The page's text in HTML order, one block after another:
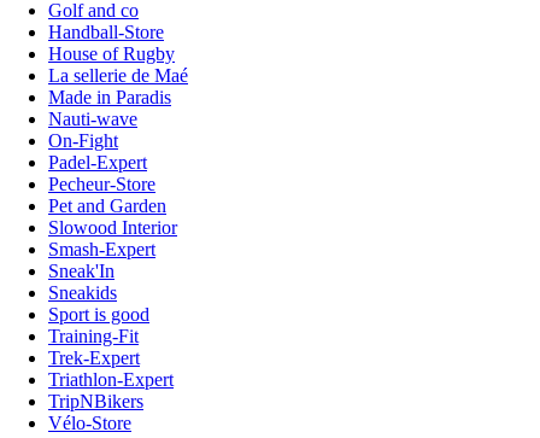
Golf and co
Handball-Store
House of Rugby
La sellerie de Maé
Made in Paradis
Nauti-wave
On-Fight
Padel-Expert
Pecheur-Store
Pet and Garden
Slowood Interior
Smash-Expert
Sneak'In
Sneakids
Sport is good
Training-Fit
Trek-Expert
Triathlon-Expert
TripNBikers
Vélo-Store